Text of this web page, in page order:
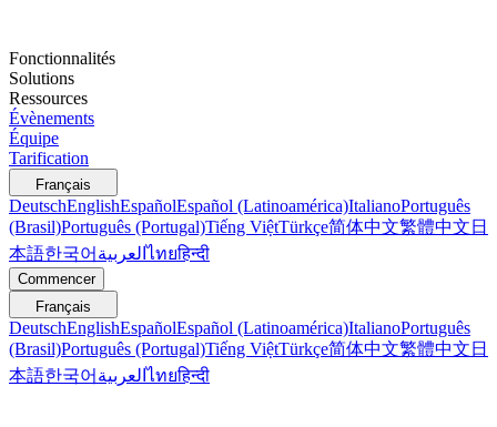
Fonctionnalités
Solutions
Ressources
Évènements
Équipe
Tarification
Français
DeutschEnglishEspañolEspañol (Latinoamérica)ItalianoPortuguês
(Brasil)Português (Portugal)Tiếng ViệtTürkçe简体中文繁體中文 日
本語한국어 العربيةไทยहिन्दी
Commencer
Français
DeutschEnglishEspañolEspañol (Latinoamérica)ItalianoPortuguês
(Brasil)Português (Portugal)Tiếng ViệtTürkçe简体中文繁體中文 日
本語한국어 العربيةไทยहिन्दी